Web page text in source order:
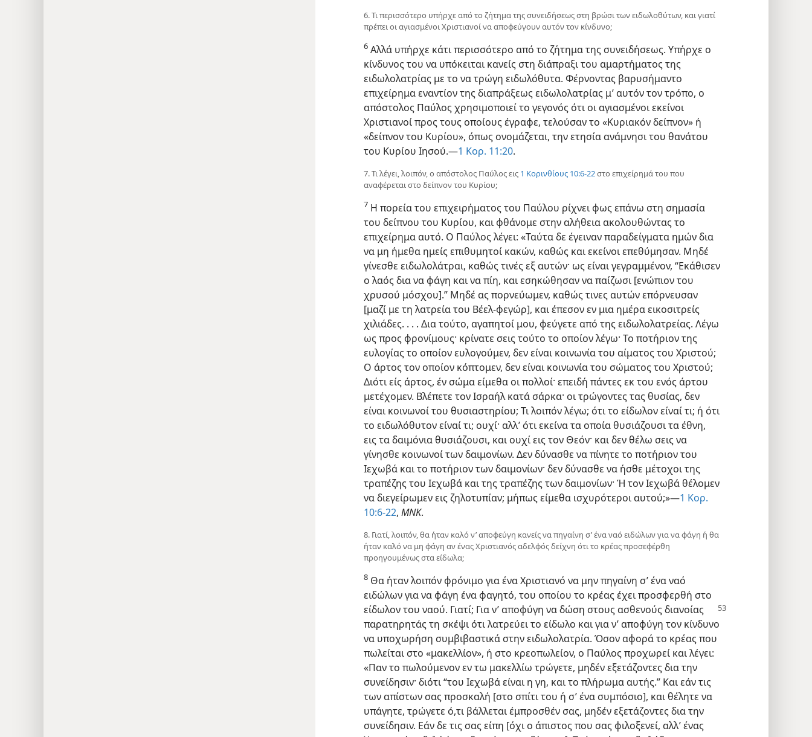
6. Τι περισσότερο υπήρχε από το ζήτημα της συνειδήσεως στη βρώσι των ειδωλοθύτων, και γιατί
πρέπει οι αγιασμένοι Χριστιανοί να αποφεύγουν αυτόν τον κίνδυνο;
6 Αλλά υπήρχε κάτι περισσότερο από το ζήτημα της συνειδήσεως. Υπήρχε ο
κίνδυνος του να υπόκειται κανείς στη διάπραξι του αμαρτήματος της
ειδωλολατρίας με το να τρώγη ειδωλόθυτα. Φέρνοντας βαρυσήμαντο
επιχείρημα εναντίον της διαπράξεως ειδωλολατρίας μ’ αυτόν τον τρόπο, ο
απόστολος Παύλος χρησιμοποιεί το γεγονός ότι οι αγιασμένοι εκείνοι
Χριστιανοί προς τους οποίους έγραφε, τελούσαν το «Κυριακόν δείπνον» ή
«δείπνον του Κυρίου», όπως ονομάζεται, την ετησία ανάμνησι του θανάτου
του Κυρίου Ιησού.—1 Κορ. 11:20.
7. Τι λέγει, λοιπόν, ο απόστολος Παύλος εις 1 Κορινθίους 10:6-22στο επιχείρημά του που
αναφέρεται στο δείπνον του Κυρίου;
7 Η πορεία του επιχειρήματος του Παύλου ρίχνει φως επάνω στη σημασία
του δείπνου του Κυρίου, και φθάνομε στην αλήθεια ακολουθώντας το
επιχείρημα αυτό. Ο Παύλος λέγει: «Ταύτα δε έγειναν παραδείγματα ημών δια
να μη ήμεθα ημείς επιθυμητοί κακών, καθώς και εκείνοι επεθύμησαν. Μηδέ
γίνεσθε ειδωλολάτραι, καθώς τινές εξ αυτών· ως είναι γεγραμμένον, “Εκάθισεν
ο λαός δια να φάγη και να πίη, και εσηκώθησαν να παίζωσι [ενώπιον του
χρυσού μόσχου].” Μηδέ ας πορνεύωμεν, καθώς τινες αυτών επόρνευσαν
[μαζί με τη λατρεία του Βέελ-φεγώρ], και έπεσον εν μια ημέρα εικοσιτρείς
χιλιάδες. . . . Δια τούτο, αγαπητοί μου, φεύγετε από της ειδωλολατρείας. Λέγω
ως προς φρονίμους· κρίνατε σεις τούτο το οποίον λέγω· Το ποτήριον της
ευλογίας το οποίον ευλογούμεν, δεν είναι κοινωνία του αίματος του Χριστού;
Ο άρτος τον οποίον κόπτομεν, δεν είναι κοινωνία του σώματος του Χριστού;
Διότι είς άρτος, έν σώμα είμεθα οι πολλοί· επειδή πάντες εκ του ενός άρτου
μετέχομεν. Βλέπετε τον Ισραήλ κατά σάρκα· οι τρώγοντες τας θυσίας, δεν
είναι κοινωνοί του θυσιαστηρίου; Τι λοιπόν λέγω; ότι το είδωλον είναί τι; ή ότι
το ειδωλόθυτον είναί τι; ουχί· αλλ’ ότι εκείνα τα οποία θυσιάζουσι τα έθνη,
εις τα δαιμόνια θυσιάζουσι, και ουχί εις τον Θεόν· και δεν θέλω σεις να
γίνησθε κοινωνοί των δαιμονίων. Δεν δύνασθε να πίνητε το ποτήριον του
Ιεχωβά και το ποτήριον των δαιμονίων· δεν δύνασθε να ήσθε μέτοχοι της
τραπέζης του Ιεχωβά και της τραπέζης των δαιμονίων· Ή τον Ιεχωβά θέλομεν
να διεγείρωμεν εις ζηλοτυπίαν; μήπως είμεθα ισχυρότεροι αυτού;»—1 Κορ.
10:6-22, ΜΝΚ.
8. Γιατί, λοιπόν, θα ήταν καλό ν’ αποφεύγη κανείς να πηγαίνη σ’ ένα ναό ειδώλων για να φάγη ή θα
ήταν καλό να μη φάγη αν ένας Χριστιανός αδελφός δείχνη ότι το κρέας προσεφέρθη
προηγουμένως στα είδωλα;
8 Θα ήταν λοιπόν φρόνιμο για ένα Χριστιανό να μην πηγαίνη σ’ ένα ναό
ειδώλων για να φάγη ένα φαγητό, του οποίου το κρέας έχει προσφερθή στο
είδωλον του ναού. Γιατί; Για ν’ αποφύγη ναδώση στους ασθενούς διανοίας
παρατηρητάς τη σκέψι ότι λατρεύει το είδωλο και για ν’ αποφύγη τον κίνδυνο
να υποχωρήση συμβιβαστικά στην ειδωλολατρία. Όσον αφορά το κρέας που
πωλείται στο «μακελλίον», ή στο κρεοπωλείον, ο Παύλος προχωρεί και λέγει:
«Παν το πωλούμενον εν τω μακελλίω τρώγετε, μηδέν εξετάζοντες δια την
συνείδησιν· διότι “του Ιεχωβά είναι η γη, και το πλήρωμα αυτής.” Και εάν τις
των απίστων σας προσκαλή [στο σπίτι του ή σ’ ένα συμπόσιο], και θέλητε να
υπάγητε, τρώγετε ό,τι βάλλεται έμπροσθέν σας, μηδέν εξετάζοντες δια την
συνείδησιν. Εάν δε τις σας είπη [όχι ο άπιστος που σας φιλοξενεί, αλλ’ ένας